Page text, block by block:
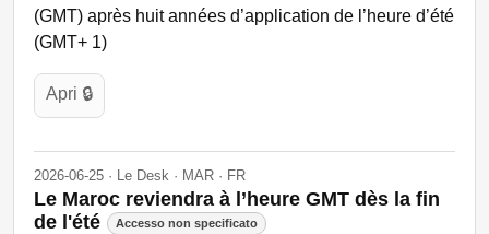
(GMT) après huit années d’application de l’heure d’été
(GMT+ 1)
Apri 🔒
2026-06-25 · Le Desk · MAR · FR
Le Maroc reviendra à l’heure GMT dès la fin
de l'été
Accesso non specificato